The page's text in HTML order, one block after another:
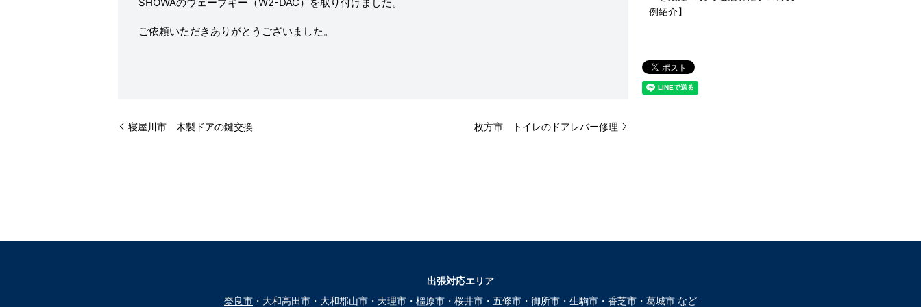
SHOWAのウェーブキー（W2-DAC）を取り付けました。
ご依頼いただきありがとうございました。
寝屋川市 木製ドアの鍵交換 枚方市 トイレのドアレバー修理
例紹介】
出張対応エリア
奈良市 ・大和高田市・大和郡山市・天理市・橿原市・桜井市・五條市・御所市・生駒市・香芝市・葛城市 など